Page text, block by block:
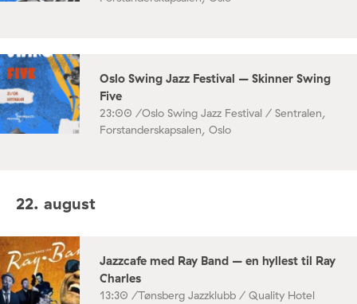
Oslo Swing Jazz Festival – Skinner Swing
Five
23:00 /Oslo Swing Jazz Festival / Sentralen,
Forstanderskapsalen, Oslo
22. august
Jazzcafe med Ray Band – en hyllest til Ray
Charles
13:30 /Tønsberg Jazzklubb / Quality Hotel